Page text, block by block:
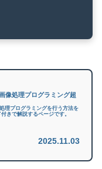
像処理プログラミング超
理プログラミングを行う方法を
きで解説するページです。
2025.11.03